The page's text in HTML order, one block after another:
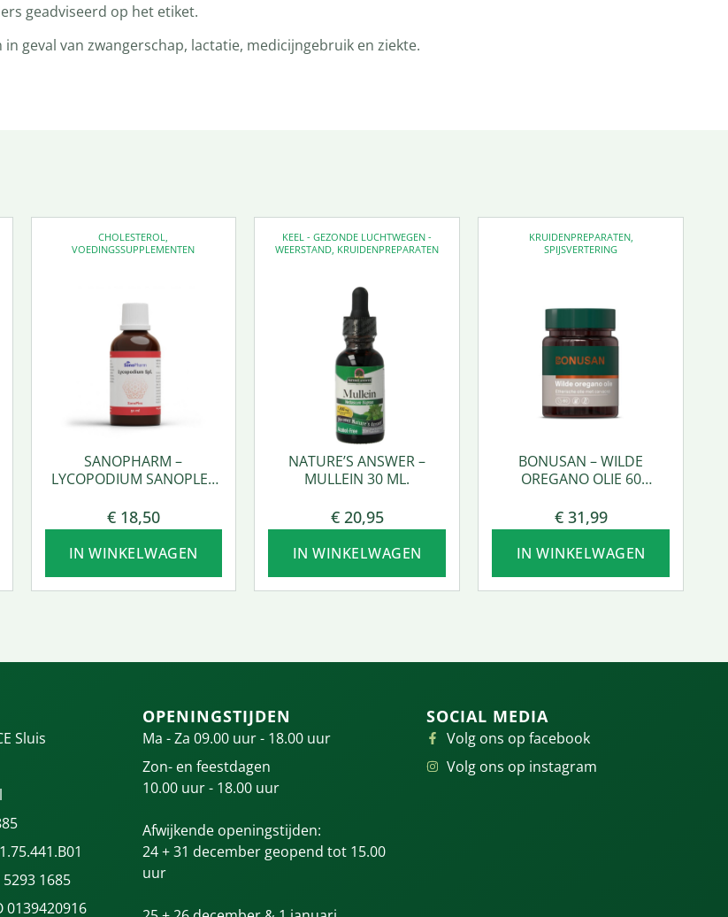
geadviseerd op het etiket.
geval van zwangerschap, lactatie, medicijngebruik en ziekte.
CHOLESTEROL,
VOEDINGSSUPPLEMENTEN
SANOPHARM –
LYCOPODIUM SANOPLEX
€18,50
IN WINKELWAGEN
KEEL - GEZONDE LUCHTWEGEN -
WEERSTAND, KRUIDENPREPARATEN
NATURE’S ANSWER –
MULLEIN 30 ML.
€20,95
IN WINKELWAGEN
KRUIDENPREPARATEN,
SPIJSVERTERING
BONUSAN – WILDE
OREGANO OLIE 60
€31,99
IN WINKELWAGEN
Sluis
1685
0139420916
OPENINGSTIJDEN
Ma - Za 09.00 uur - 18.00 uur
Zon- en feestdagen
10.00 uur - 18.00 uur
Afwijkende openingstijden:
24 + 31 december geopend tot 15.00
uur
SOCIAL MEDIA
Volg ons op facebook
Volg ons op instagram